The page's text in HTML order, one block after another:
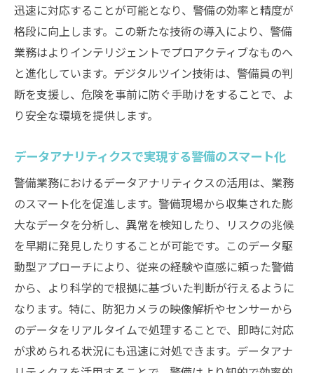
迅速に対応することが可能となり、警備の効率と精度が
格段に向上します。この新たな技術の導入により、警備
業務はよりインテリジェントでプロアクティブなものへ
と進化しています。デジタルツイン技術は、警備員の判
断を支援し、危険を事前に防ぐ手助けをすることで、よ
り安全な環境を提供します。
データアナリティクスで実現する警備のスマート化
警備業務におけるデータアナリティクスの活用は、業務
のスマート化を促進します。警備現場から収集された膨
大なデータを分析し、異常を検知したり、リスクの兆候
を早期に発見したりすることが可能です。このデータ駆
動型アプローチにより、従来の経験や直感に頼った警備
から、より科学的で根拠に基づいた判断が行えるように
なります。特に、防犯カメラの映像解析やセンサーから
のデータをリアルタイムで処理することで、即時に対応
が求められる状況にも迅速に対処できます。データアナ